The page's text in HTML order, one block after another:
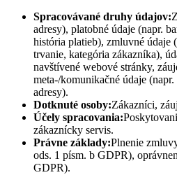
Spracovávané druhy údajov:
adresy), platobné údaje (napr.
história platieb), zmluvné údaje
trvanie, kategória zákazníka),
navštívené webové stránky,
meta-/komunikačné údaje
adresy).
Dotknuté osoby:Zákazníci,
Účely spracovania:
zákaznícky servis.
Právne základy:Plnenie
ods. 1 písm. b GDPR),
GDPR).